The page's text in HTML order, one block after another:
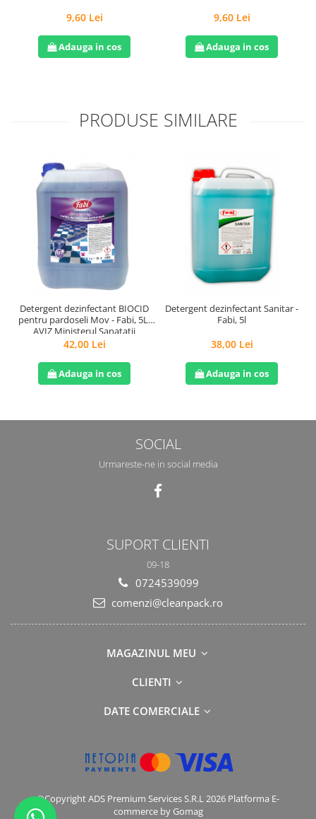
9,60 Lei
Adauga in cos
9,60 Lei
Adauga in cos
PRODUSE SIMILARE
Detergent dezinfectant BIOCID
pentru pardoseli Mov - Fabi, 5L,
AVIZ Ministerul Sanatatii
42,00 Lei
Adauga in cos
Detergent dezinfectant Sanitar -
Fabi, 5l
38,00 Lei
Adauga in cos
SOCIAL
Urmareste-ne in social media
SUPORT CLIENTI
09-18
0724539099
comenzi@cleanpack.ro
MAGAZINUL MEU
CLIENTI
DATE COMERCIALE
©Copyright ADS Premium Services S.R.L 2026 Platforma E-
commerce by Gomag